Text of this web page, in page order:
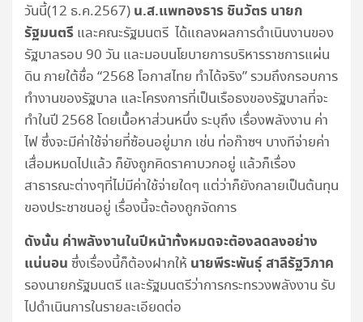
วันนี้(12 ธ.ค.2567) น.ส.แพทองธาร ชินวัตร นายก
รัฐมนตรี และคณะรัฐมนตรี ได้แถลงผลการดำเนินงานของ
รัฐบาลรอบ 90 วัน และมอบนโยบายการบริหารราชการแผ่น
ดิน ภายใต้ชื่อ “2568 โอกาสไทย ทำได้จริง” รวมถึงกรอบการ
ทำงานของรัฐบาล และโครงการที่เป็นเรือธงของรัฐบาลที่จะ
ทำในปี 2568 โดยเนื้อหาส่วนหนึ่ง ระบุถึง เรื่องพลังงาน ค่า
ไฟ ซึ่งจะมีค่าใช้จ่ายที่ซ้อนอยู่มาก เช่น ท่อก๊าซฯ บางทีจ่ายค่า
เสื่อมหมดไปแล้ว ก็ยังถูกคิดราคาบวกอยู่ แล้วก็เรื่อง
สาธารณะต่างๆที่ไม่มีค่าใช้จ่ายใดๆ แต่ว่าก็ยังกลายเป็นต้นทุน
ของประชาชนอยู่ เรื่องนี้จะต้องถูกจัดการ
ดังนั้น ค่าพลังงานในปีหน้าทั้งหมดจะต้องลดลงอย่าง
แน่นอน ซึ่งเรื่องนี้ก็ต้องฝากให้ นายพีระพันธุ์ สาลีรัฐวิภาค
รองนายกรัฐมนตรี และรัฐมนตรีว่าการกระทรวงพลังงาน รับ
ไปดำเนินการในรายละเอียดต่อ